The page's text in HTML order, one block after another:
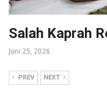
Salah Kaprah
Juni 25, 2026
PREV NEXT